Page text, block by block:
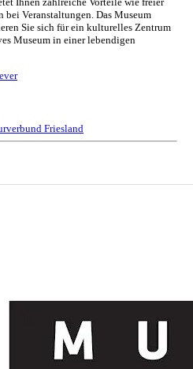
Veranstaltungen. Das Museum
Sie sich für ein kulturelles Zentrum
Museum in einer lebendigen
Friesland